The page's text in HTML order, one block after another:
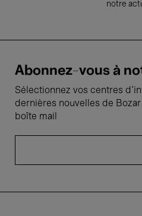
notre
Abonnez-vous à
Sélectionnez vos centres
dernières nouvelles de
boîte mail